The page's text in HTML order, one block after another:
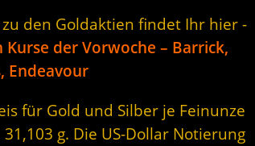
den Goldaktien findet Ihr hier -
der Vorwoche – Barrick,
Endeavour
für Gold und Silber je Feinunze
g. Die US-Dollar Notierung